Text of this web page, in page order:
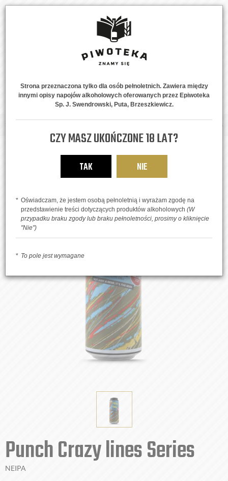
MENU 0
Punch Crazy lines Series
Punch Crazy lines Series
NEIPA
Strona przeznaczona tylko dla osób pełnoletnich. Zawiera między
innymi opisy napojów alkoholowych oferowanych przez Epiwoteka
Sp. J. Swendrowski, Puta, Brzeszkiewicz.
CZY MASZ UKOŃCZONE 18 LAT?
TAK NIE
Oświadczam, że jestem osobą pełnoletnią i wyrażam zgodę na
przedstawienie treści dotyczących produktów alkoholowych (W
przypadku braku zgody lub braku pełnoletności, prosimy o kliknięcie
"Nie")
To pole jest wymagane